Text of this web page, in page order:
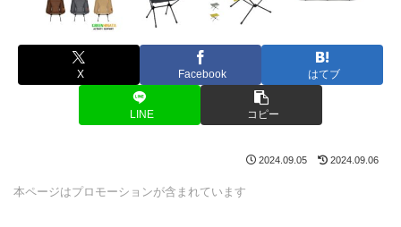
X Facebook はてブ
LINE コピー
2024.09.05 2024.09.06
本ページはプロモーションが含まれています